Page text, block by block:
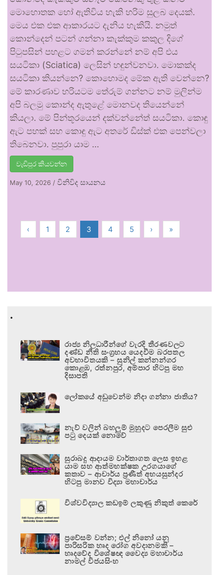
මොහොතක හෝ ඇතිවිය හැකි හරිම සුලබ දෙයක්.
මෙය එක එක ආකාරයට දැනිය හැකියි. නමුත්
කොන්දෙන් පටන් ගන්නා කැක්කුම කකුල දිගේ
පිටුපසින් පහළට ගමන් කරන්නේ නම් අපි එය
සයටිකා (Sciatica) ලෙසින් හඳුන්වනවා. මොකක්ද
සයටිකා කියන්නෙ? කොහොමද මේක ඇති වෙන්නෙ?
මේ කාරණාව හරියටම තේරුම් ගන්නට නම් මුලින්ම
අපි බලමු කොන්ද ඇතුළේ මොනවද තියෙන්නේ
කියලා. මේ පින්තූරයෙන් දක්වන්නේත් සයටිකා. කොඳු
ඇට පහක් සහ කොඳු ඇට අතරේ ඩිස්ක් එක පෙන්වලා
තිබෙනවා. පුපුරා යාම …
වැඩිපුර කියවන්න
May 10, 2026 / විනිවිද සායනය
‹ 1 2 3 4 5 › »
.
රාජ්‍ය නිලධාරීන්ගේ වැරදි තීරණවලට
දණ්ඩ නීති සංග්‍රහය යෙදවීම බරපතල
අවභාවිතයකි – සුනිල් කන්නන්ගර
කොළඹ, රත්නපුර, අම්පාර හිටපු මහ
දිසාපති
ලෝකයේ අඩුවෙන්ම නිදා ගන්නා ජාතිය?
නැව් වලින් බහලුම් මුහුදට පෙරලීම සුළු
පටු දෙයක් නොවේ
සුරාබදු ආදායම වාර්තාගත ලෙස ඉහළ
යාම සහ ආත්මභක්ෂක උරගයාගේ
කතාව – ආචාර්ය ප්‍රණීත් අභයසුන්දර
හිටපු මානව විද්‍යා මහාචාර්ය
විශ්වවිද්‍යාල කඩඉම් ලකුණු නිකුත් කෙරේ
ප්‍රවේසම් වන්න; එල් නිනෝ යනු
පාරිසරික හෘද රෝග අවදානමකි –
හෘදවේද විශේෂඥ වෛද්‍ය මහාචාර්ය
නාමල් විජයසිංහ